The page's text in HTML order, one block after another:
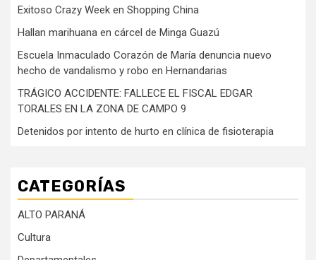
Exitoso Crazy Week en Shopping China
Hallan marihuana en cárcel de Minga Guazú
Escuela Inmaculado Corazón de María denuncia nuevo
hecho de vandalismo y robo en Hernandarias
TRÁGICO ACCIDENTE: FALLECE EL FISCAL EDGAR
TORALES EN LA ZONA DE CAMPO 9
Detenidos por intento de hurto en clínica de fisioterapia
CATEGORÍAS
ALTO PARANÁ
Cultura